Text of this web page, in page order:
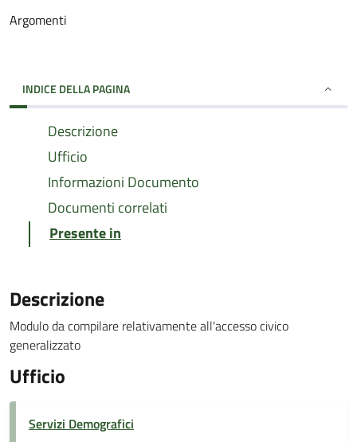
Argomenti
INDICE DELLA PAGINA
Descrizione
Ufficio
Informazioni Documento
Documenti correlati
Presente in
Descrizione
Modulo da compilare relativamente all'accesso civico
generalizzato
Ufficio
Servizi Demografici